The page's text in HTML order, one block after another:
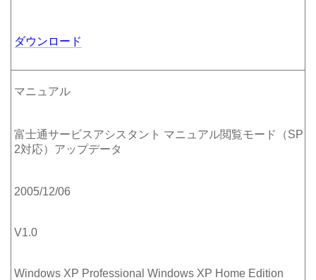
ダウンロード
マニュアル
富士通サービスアシスタント マニュアル閲覧モード（SP
2対応）アップデータ
2005/12/06
V1.0
Windows XP Professional Windows XP Home Edition